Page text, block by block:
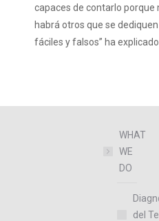
capaces de contarlo porque
habrá otros que se
fáciles y falsos” ha
WHAT
WE
DO
del